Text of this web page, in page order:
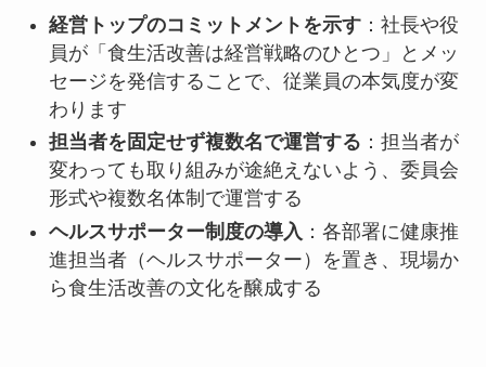
経営トップのコミットメントを示す：社長や役
員が「食生活改善は経営戦略のひとつ」とメッ
セージを発信することで、従業員の本気度が変
わります
担当者を固定せず複数名で運営する ：担当者が
変わっても取り組みが途絶えないよう、委員会
形式や複数名体制で運営する
ヘルスサポーター制度の導入 ：各部署に健康推
進担当者（ヘルスサポーター）を置き、現場か
ら食生活改善の文化を醸成する